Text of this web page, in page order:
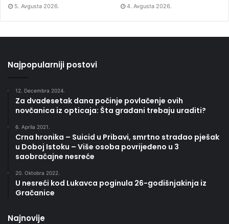
5. Avgusta 2026. 4. Avgusta 2026.
Najpopularniji postovi
12. Decembra 2024.
Za dvadesetak dana počinje povlačenje ovih
novčanica iz opticaja: Šta građani trebaju uraditi?
6. Aprila 2021.
Crna hronika – Suicid u Pribavi, smrtno stradao pješak
u Doboj Istoku – Više osoba povrijeđeno u 3
saobraćajne nesreće
20. Oktobra 2022.
U nesreći kod Lukavca poginula 26-godišnjakinja iz
Gračanice
Najnovije